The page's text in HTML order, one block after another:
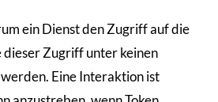
ein Dienst den Zugriff auf die
Zugriff unter keinen
Eine Interaktion ist